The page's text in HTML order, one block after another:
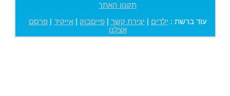
תקנון האתר
עוד ברשת : ילדים יצירת קשר |פייסבוק |אייקיד |פרסם
אצלנו